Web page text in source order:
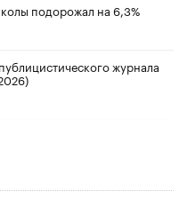
подорожал на 6,3%
журнала